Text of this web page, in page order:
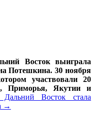
Восток выиграла
Потешкина. 30 ноября
участвовали 20
Приморья, Якутии и
Восток стала
→